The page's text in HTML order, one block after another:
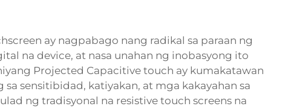
ay nagpabago nang radikal sa paraan ng
na device, at nasa unahan ng inobasyong ito
Projected Capacitive touch ay kumakatawan
sensitibidad, katiyakan, at mga kakayahan sa
ng tradisyonal na resistive touch screens na